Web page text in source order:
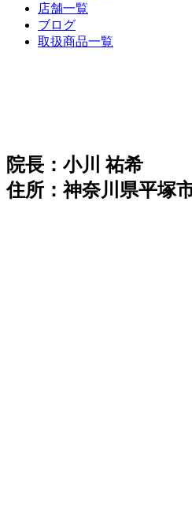
店舗一覧
ブログ
取扱商品一覧
院長：小川 祐希
住所：神奈川県平塚